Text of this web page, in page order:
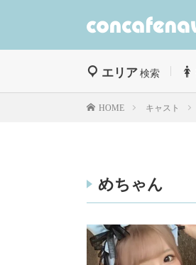
エリア検索
HOME キャスト
めちゃん